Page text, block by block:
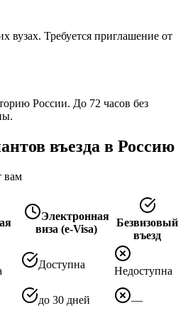
вузах. Требуется приглашение от
России. До 72 часов без
въезда в Россию
вам
Электронная
виза (e-Visa)
Безвизовый
въезд
Доступна
Недоступна
до 30 дней —